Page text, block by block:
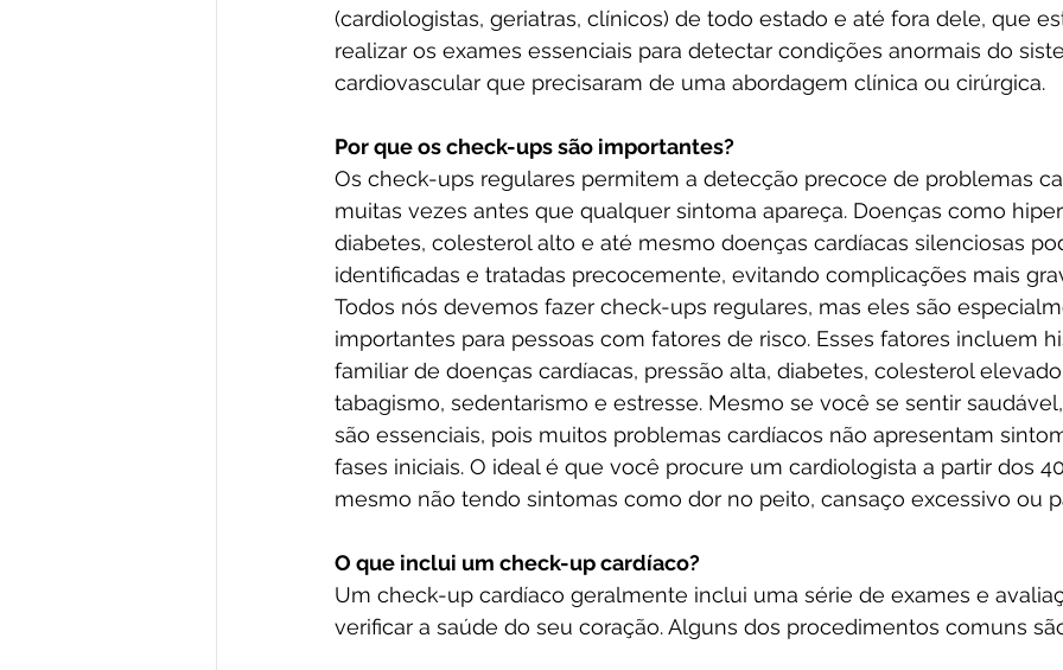
(cardiologistas, geriatras, clínicos) de todo estado e até fora dele, que
realizar os exames essenciais para detectar condições anormais do
cardiovascular que precisaram de uma abordagem clínica ou cirúrgica.
Por que os check-ups são importantes?
Os check-ups regulares permitem a detecção precoce de problemas
muitas vezes antes que qualquer sintoma apareça. Doenças como
diabetes, colesterol alto e até mesmo doenças cardíacas silenciosas
identificadas e tratadas precocemente, evitando complicações mais
Todos nós devemos fazer check-ups regulares, mas eles são
importantes para pessoas com fatores de risco. Esses fatores incluem
familiar de doenças cardíacas, pressão alta, diabetes, colesterol
tabagismo, sedentarismo e estresse. Mesmo se você se sentir
são essenciais, pois muitos problemas cardíacos não apresentam
fases iniciais. O ideal é que você procure um cardiologista a partir dos
mesmo não tendo sintomas como dor no peito, cansaço excessivo ou
O que inclui um check-up cardíaco?
Um check-up cardíaco geralmente inclui uma série de exames e
verificar a saúde do seu coração. Alguns dos procedimentos comuns